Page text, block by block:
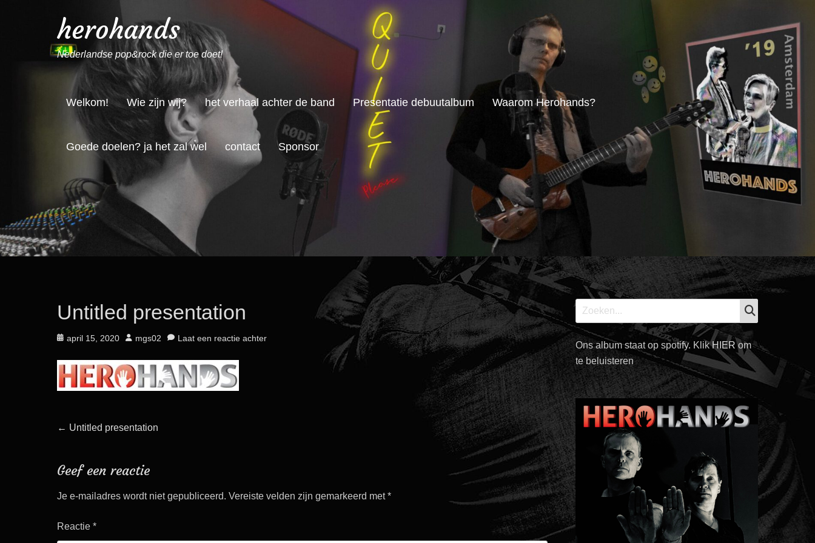
herohands
Nederlandse pop&rock die er toe doet!
Welkom! Wie zijn wij? het verhaal achter de band Presentatie debuutalbum Waarom Herohands?
Goede doelen? ja het zal wel contact Sponsor
Untitled presentation
Geplaatst
april 15, 2020 Auteur
mgs02 Laat een reactie achter
Bericht
navigatie
← Vorig
Untitled presentation
Geef een reactie
Je e-mailadres wordt niet gepubliceerd. Vereiste velden zijn gemarkeerd met*
Reactie*
Zoek
naar:
Ons album staat op spotify. KlikHIERom
te beluisteren